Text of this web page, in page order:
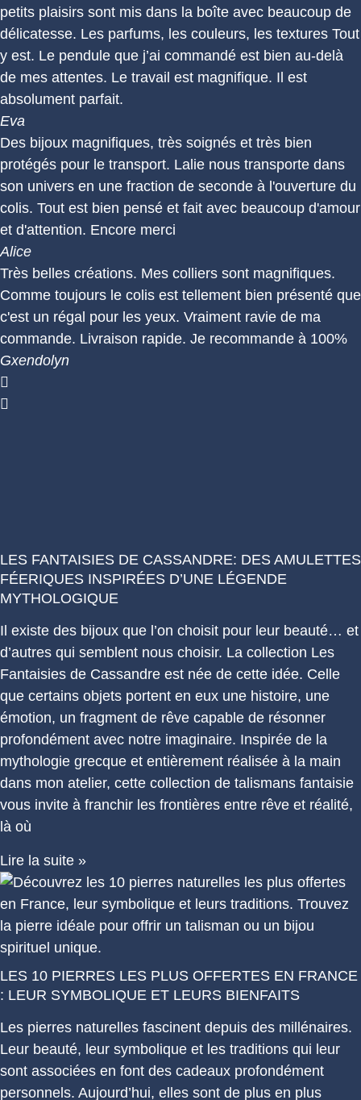
petits plaisirs sont mis dans la boîte avec beaucoup de
délicatesse. Les parfums, les couleurs, les textures Tout
y est. Le pendule que j’ai commandé est bien au-delà
de mes attentes. Le travail est magnifique. Il est
absolument parfait.
Eva
Des bijoux magnifiques, très soignés et très bien
protégés pour le transport. Lalie nous transporte dans
son univers en une fraction de seconde à l'ouverture du
colis. Tout est bien pensé et fait avec beaucoup d'amour
et d'attention. Encore merci
Alice
Très belles créations. Mes colliers sont magnifiques.
Comme toujours le colis est tellement bien présenté que
c'est un régal pour les yeux. Vraiment ravie de ma
commande. Livraison rapide. Je recommande à 100%
Gxendolyn
LES FANTAISIES DE CASSANDRE: DES AMULETTES
FÉERIQUES INSPIRÉES D’UNE LÉGENDE
MYTHOLOGIQUE
Il existe des bijoux que l’on choisit pour leur beauté… et
d’autres qui semblent nous choisir. La collection Les
Fantaisies de Cassandre est née de cette idée. Celle
que certains objets portent en eux une histoire, une
émotion, un fragment de rêve capable de résonner
profondément avec notre imaginaire. Inspirée de la
mythologie grecque et entièrement réalisée à la main
dans mon atelier, cette collection de talismans fantaisie
vous invite à franchir les frontières entre rêve et réalité,
là où
Lire la suite »
LES 10 PIERRES LES PLUS OFFERTES EN FRANCE
: LEUR SYMBOLIQUE ET LEURS BIENFAITS
Les pierres naturelles fascinent depuis des millénaires.
Leur beauté, leur symbolique et les traditions qui leur
sont associées en font des cadeaux profondément
personnels. Aujourd’hui, elles sont de plus en plus